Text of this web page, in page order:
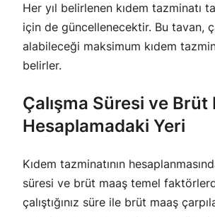
Her yıl belirlenen kıdem tazminatı
için de güncellenecektir. Bu tavan,
alabileceği maksimum kıdem
belirler.
Çalışma Süresi ve Brüt
Hesaplamadaki Yeri
Kıdem tazminatının
süresi ve brüt maaş temel
çalıştığınız süre ile brüt maaş